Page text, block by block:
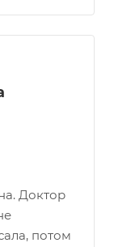
Доктор
потом